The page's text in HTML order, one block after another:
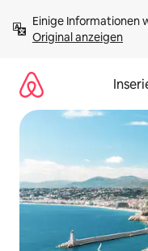
Inhalten
springenOriginal anzeigen